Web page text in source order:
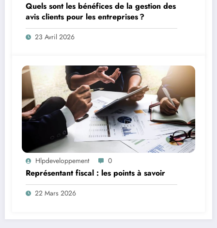
Quels sont les bénéfices de la gestion des
avis clients pour les entreprises ?
23 Avril 2026
Hlpdeveloppement 0
Représentant fiscal : les points à savoir
22 Mars 2026